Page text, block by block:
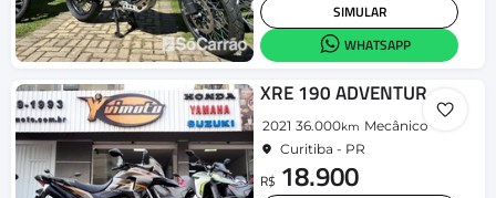
SIMULAR
WHATSAPP
2021 36.000km Mecânico
Curitiba - PR
R$ 18.900